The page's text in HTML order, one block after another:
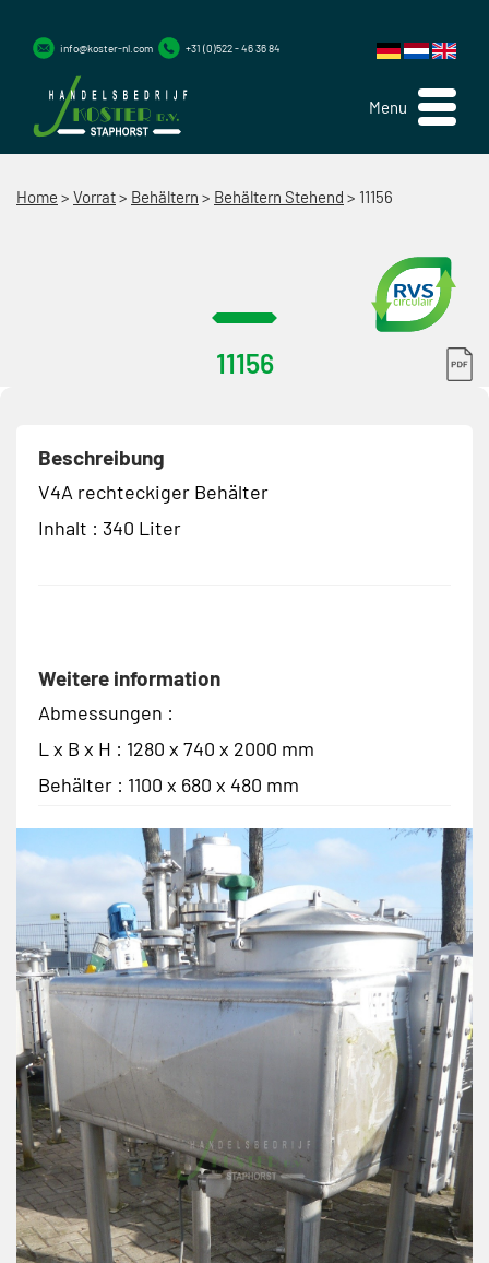
Menu
info@koster-nl.com +31 (0)522 - 46 36 84
Home > Vorrat> Behältern > Behältern Stehend > 11156
11156
Beschreibung
V4A rechteckiger Behälter
Inhalt : 340 Liter
Weitere information
Abmessungen :
L x B x H : 1280 x 740 x 2000 mm
Behälter : 1100 x 680 x 480 mm